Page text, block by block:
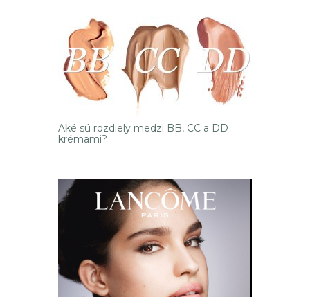
Aké sú rozdiely medzi BB, CC a DD
krémami?